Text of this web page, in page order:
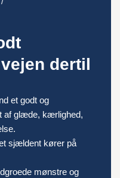
dertil
et godt og
af glæde, kærlighed,
sjældent kører på
mønstre og